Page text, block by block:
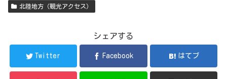
北陸地方（観光アクセス）
シェアする
Twitter Facebook はてブ